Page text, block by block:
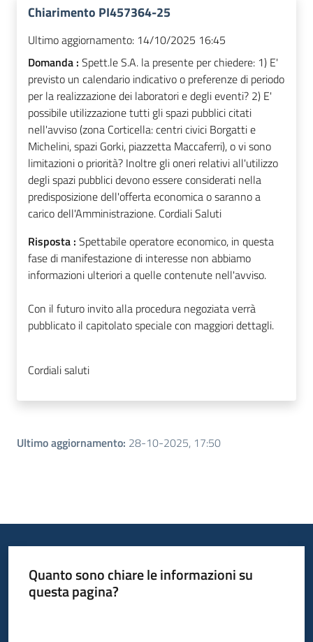
Chiarimento PI457364-25
Ultimo aggiornamento: 14/10/2025 16:45
Domanda : Spett.le S.A. la presente per chiedere: 1) E'
previsto un calendario indicativo o preferenze di periodo
per la realizzazione dei laboratori e degli eventi? 2) E'
possibile utilizzazione tutti gli spazi pubblici citati
nell'avviso (zona Corticella: centri civici Borgatti e
Michelini, spazi Gorki, piazzetta Maccaferri), o vi sono
limitazioni o priorità? Inoltre gli oneri relativi all'utilizzo
degli spazi pubblici devono essere considerati nella
predisposizione dell'offerta economica o saranno a
carico dell'Amministrazione. Cordiali Saluti
Risposta : Spettabile operatore economico, in questa
fase di manifestazione di interesse non abbiamo
informazioni ulteriori a quelle contenute nell'avviso.
Con il futuro invito alla procedura negoziata verrà
pubblicato il capitolato speciale con maggiori dettagli.
Cordiali saluti
Ultimo aggiornamento: 28-10-2025, 17:50
Quanto sono chiare le informazioni su
questa pagina?